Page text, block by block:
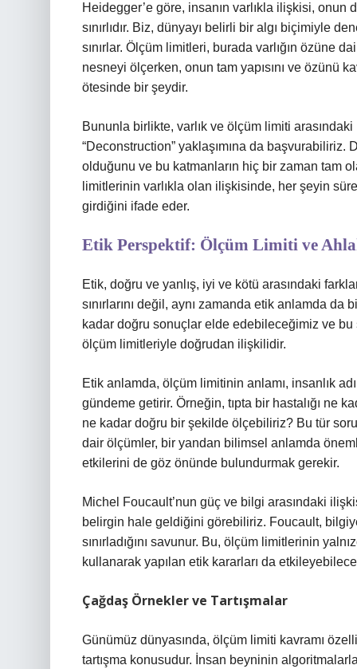
Heidegger’e göre, insanın varlıkla ilişkisi,
sınırlıdır. Biz, dünyayı belirli bir algı biçimiyle
sınırlar. Ölçüm limitleri, burada varlığın özüne
nesneyi ölçerken, onun tam yapısını ve özünü
ötesinde bir şeydir.
Bununla birlikte, varlık ve ölçüm limiti
“Deconstruction” yaklaşımına da
olduğunu ve bu katmanların hiç bir zaman tam
limitlerinin varlıkla olan ilişkisinde, her şeyin
girdiğini ifade eder.
Etik Perspektif: Ölçüm Limiti ve
Etik, doğru ve yanlış, iyi ve kötü arasındaki
sınırlarını değil, aynı zamanda etik anlamda
kadar doğru sonuçlar elde edebileceğimiz ve
ölçüm limitleriyle doğrudan ilişkilidir.
Etik anlamda, ölçüm limitinin anlamı, insanlık
gündeme getirir. Örneğin, tıpta bir hastalığı ne
ne kadar doğru bir şekilde ölçebiliriz? Bu tür
dair ölçümler, bir yandan bilimsel anlamda
etkilerini de göz önünde bulundurmak gerekir.
Michel Foucault’nun güç ve bilgi arasındaki
belirgin hale geldiğini görebiliriz. Foucault,
sınırladığını savunur. Bu, ölçüm limitlerinin
kullanarak yapılan etik kararları da
Çağdaş Örnekler ve Tartışmalar
Günümüz dünyasında, ölçüm limiti kavramı
tartışma konusudur. İnsan beyninin